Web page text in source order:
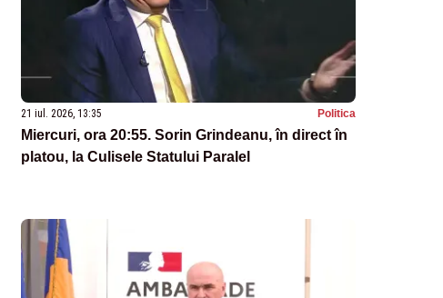
21 iul. 2026, 13:35 Politica
Miercuri, ora 20:55. Sorin Grindeanu, în direct în
platou, la Culisele Statului Paralel